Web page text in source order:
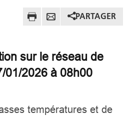
PARTAGER
sur le réseau de
01/2026 à 08h00
températures et de